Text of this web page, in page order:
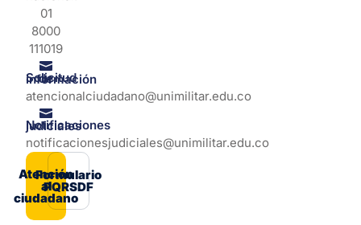
01
8000
111019
Solicitud de información
atencionalciudadano@unimilitar.edu.co
Notificaciones judiciales
notificacionesjudiciales@unimilitar.edu.co
Atención
al
ciudadano
Formulario
PQRSDF